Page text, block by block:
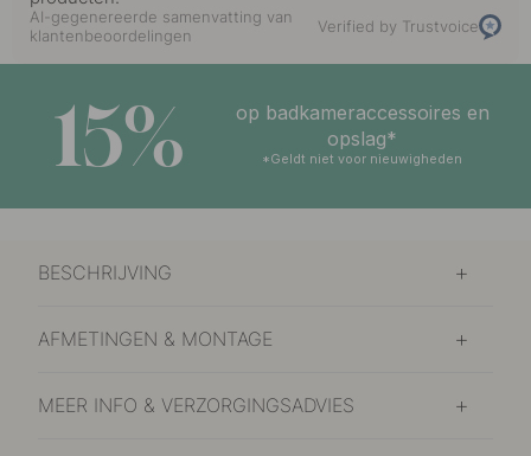
AI-gegenereerde samenvatting van
klantenbeoordelingen
Verified by Trustvoice
15%
op badkameraccessoires en
opslag*
*Geldt niet voor nieuwigheden
BESCHRIJVING
AFMETINGEN & MONTAGE
MEER INFO & VERZORGINGSADVIES